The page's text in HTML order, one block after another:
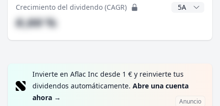
Crecimiento del dividendo (CAGR) Años CAGR
#,## %
Invierte en Aflac Inc desde 1 € y reinvierte tus
dividendos automáticamente. Abre una cuenta
ahora → Anuncio